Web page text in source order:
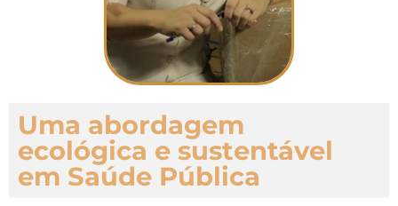
Uma abordagem
ecológica e sustentável
em Saúde Pública